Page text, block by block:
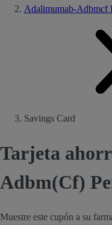
Adalimumab-Adbmcf
Savings Card
Tarjeta
Adbm(Cf)
Muestre este cupón a su